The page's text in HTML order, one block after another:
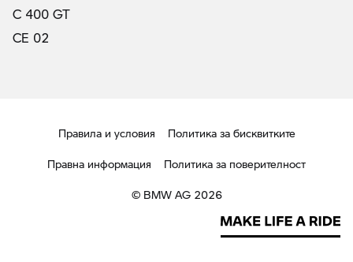
C 400 GT
CE 02
Правила и условия
Политика за бисквитките
Правна информация
Политика за поверителност
© BMW AG 2026